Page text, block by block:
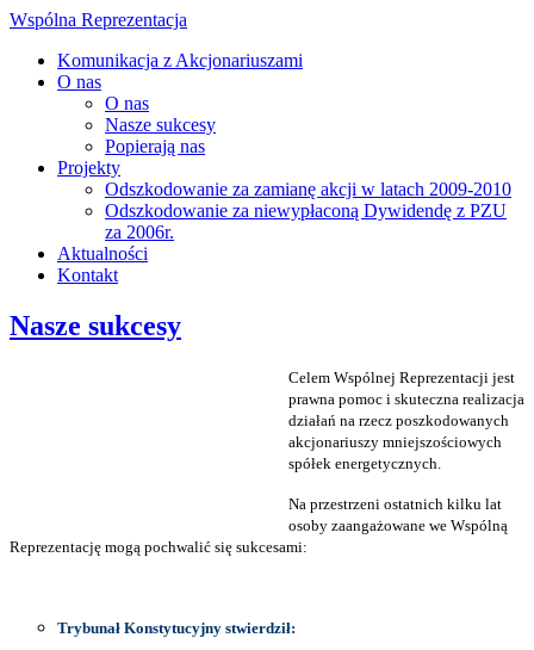
Wspólna Reprezentacja
Komunikacja z Akcjonariuszami
O nas
O nas
Nasze sukcesy
Popierają nas
Projekty
Odszkodowanie za zamianę akcji w latach 2009-2010
Odszkodowanie za niewypłaconą Dywidendę z PZU
za 2006r.
Aktualności
Kontakt
Nasze sukcesy
Celem Wspólnej Reprezentacji jest
prawna pomoc i skuteczna realizacja
działań na rzecz poszkodowanych
akcjonariuszy mniejszościowych
spółek energetycznych.
Na przestrzeni ostatnich kilku lat
osoby zaangażowane we Wspólną
Reprezentację mogą pochwalić się sukcesami:
Trybunał Konstytucyjny stwierdził: